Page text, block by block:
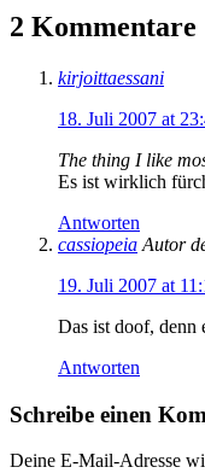
2 Kommentare
kirjoittaessani
18. Juli 2007 at
The thing I like
Es ist wirklich
Antworten
cassiopeia Autor
19. Juli 2007 at
Das ist doof,
Antworten
Schreibe einen
Deine E-Mail-Adresse